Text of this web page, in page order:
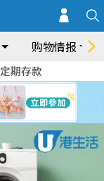
购物情报
定期存款